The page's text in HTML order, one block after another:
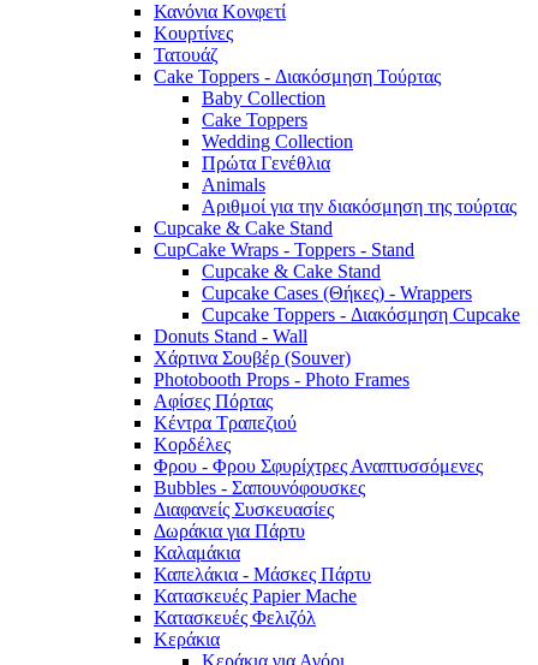
Κανόνια Κονφετί
Κουρτίνες
Τατουάζ
Cake Toppers - Διακόσμηση Τούρτας
Baby Collection
Cake Toppers
Wedding Collection
Πρώτα Γενέθλια
Animals
Αριθμοί για την διακόσμηση της τούρτας
Cupcake & Cake Stand
CupCake Wraps - Toppers - Stand
Cupcake & Cake Stand
Cupcake Cases (Θήκες) - Wrappers
Cupcake Toppers - Διακόσμηση Cupcake
Donuts Stand - Wall
Χάρτινα Σουβέρ (Souver)
Photobooth Props - Photo Frames
Αφίσες Πόρτας
Κέντρα Τραπεζιού
Κορδέλες
Φρου - Φρου Σφυρίχτρες Αναπτυσσόμενες
Bubbles - Σαπουνόφουσκες
Διαφανείς Συσκευασίες
Δωράκια για Πάρτυ
Καλαμάκια
Καπελάκια - Μάσκες Πάρτυ
Κατασκευές Papier Mache
Κατασκευές Φελιζόλ
Κεράκια
Κεράκια για Αγόρι